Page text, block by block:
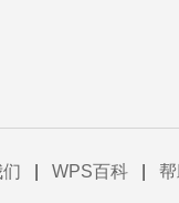
WPS百科